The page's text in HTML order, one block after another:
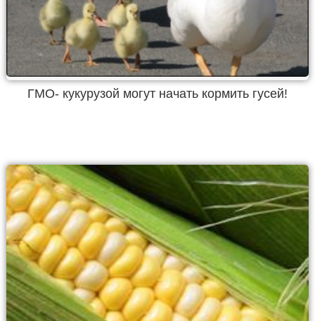
ГМО- кукурузой могут начать кормить гусей!